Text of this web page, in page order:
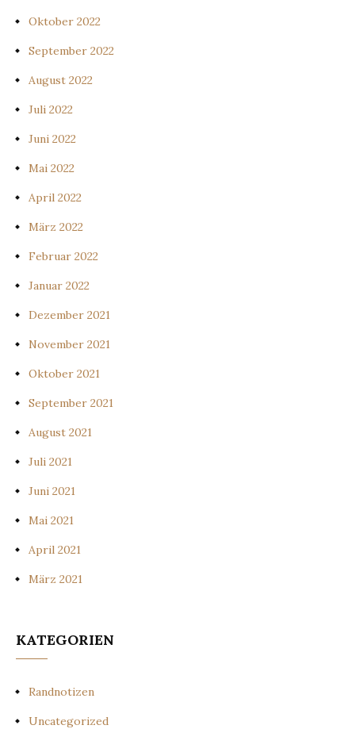
Oktober 2022
September 2022
August 2022
Juli 2022
Juni 2022
Mai 2022
April 2022
März 2022
Februar 2022
Januar 2022
Dezember 2021
November 2021
Oktober 2021
September 2021
August 2021
Juli 2021
Juni 2021
Mai 2021
April 2021
März 2021
KATEGORIEN
Randnotizen
Uncategorized